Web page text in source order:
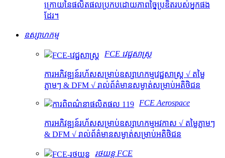
ក្រោយនៃផលិតផលប្រកបដោយភាពច្នៃប្រឌិតរបស់អ្នកផង
ដែរ។
ឧស្សាហកម្ម
FCE វេជ្ជសាស្ត្រ
ការអភិវឌ្ឍន៍រហ័សសម្រាប់ឧស្សាហកម្មវេជ្ជសាស្ត្រ √ តម្លៃ
ភ្លាមៗ & DFM √ រាល់ព័ត៌មានសម្ងាត់សម្រាប់អតិថិជន
FCE Aerospace
ការអភិវឌ្ឍន៍រហ័សសម្រាប់ឧស្សាហកម្មអវកាស √ តម្លៃភ្លាមៗ
& DFM √ រាល់ព័ត៌មានសម្ងាត់សម្រាប់អតិថិជន
រថយន្ត FCE